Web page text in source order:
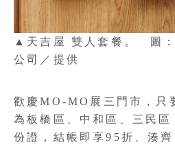
▲天吉屋 雙人套餐。 圖：
公司／提供
歡慶MO-MO展三門市，只
為板橋區、中和區、三民區
份證，結帳即享95折、湊齊